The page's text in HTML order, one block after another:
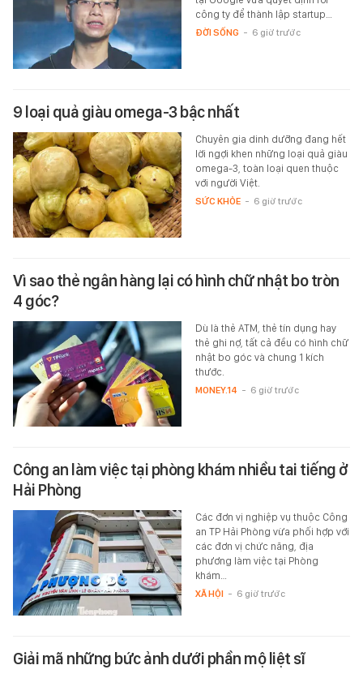
công ty để thành lập startup…
ĐỜI SỐNG - 6 giờ trước
9 loại quả giàu omega-3 bậc nhất
Chuyên gia dinh dưỡng đang hết
lời ngợi khen những loại quả giàu
omega-3, toàn loại quen thuộc
với người Việt.
SỨC KHỎE - 6 giờ trước
Vì sao thẻ ngân hàng lại có hình chữ nhật bo tròn
4 góc?
Dù là thẻ ATM, thẻ tín dụng hay
thẻ ghi nợ, tất cả đều có hình chữ
nhật bo góc và chung 1 kích
thước.
MONEY.14 - 6 giờ trước
Công an làm việc tại phòng khám nhiều tai tiếng ở
Hải Phòng
Các đơn vị nghiệp vụ thuộc Công
an TP Hải Phòng vừa phối hợp với
các đơn vị chức năng, địa
phương làm việc tại Phòng
khám…
XÃ HỘI - 6 giờ trước
Giải mã những bức ảnh dưới phần mộ liệt sĩ